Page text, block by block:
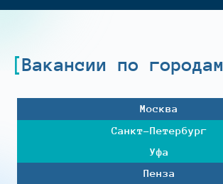
Вакансии по городам
Москва
Санкт-Петербург
Уфа
Пенза